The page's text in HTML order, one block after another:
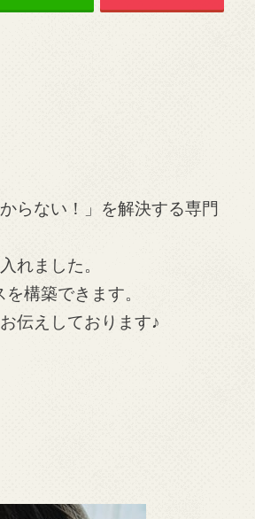
らない！」を解決する専門
れました。
構築できます。
伝えしております♪